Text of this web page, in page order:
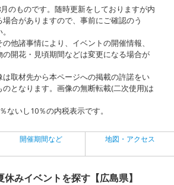
のものです。随時更新をしておりますが内
合がありますので、事前にご確認のう
他諸事情により、イベントの開催情報、
開花・見頃期間などは変更になる場合が
取材先から本ページへの掲載の許諾をい
となります。画像の無断転載(二次使用)は
ないし10％の内税表示です。
開催期間など 地図・アクセス
みイベントを探す【広島県】